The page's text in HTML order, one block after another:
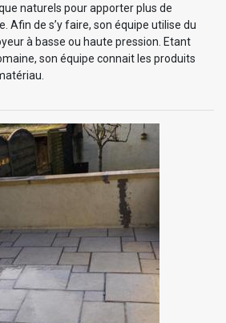
naturels pour apporter plus de
Afin de s’y faire, son équipe utilise du
à basse ou haute pression. Etant
son équipe connait les produits